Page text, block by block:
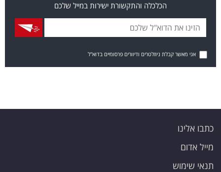
הכלכלה והתקשורת ישירות במייל שלכם
אני מאשר קבלת ניוזלטרים ודיוורים פרסומיים בדוא"ל
כתבו אלינו
מייל אדום
תנאי שימוש